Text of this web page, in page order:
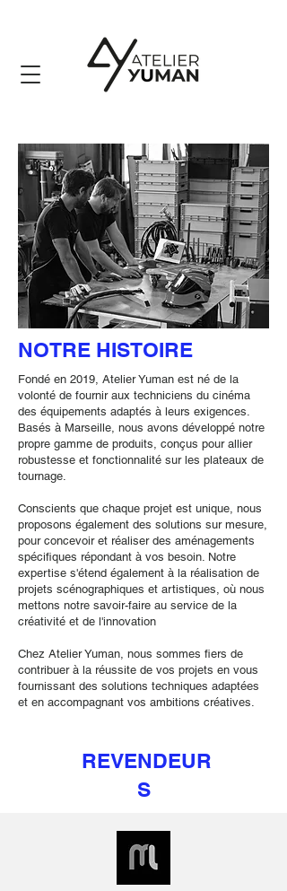
NOTRE HISTOIRE
​Fondé en 2019, Atelier Yuman est né de la
volonté de fournir aux techniciens du cinéma
des équipements adaptés à leurs exigences.
Basés à Marseille, nous avons développé notre
propre gamme de produits, conçus pour allier
robustesse et fonctionnalité sur les plateaux de
tournage. ​
Conscients que chaque projet est unique, nous
proposons également des solutions sur mesure,
pour concevoir et réaliser des aménagements
spécifiques répondant à vos besoin. Notre
expertise s'étend également à la réalisation de
projets scénographiques et artistiques, où nous
mettons notre savoir-faire au service de la
créativité et de l'innovation
Chez Atelier Yuman, nous sommes fiers de
contribuer à la réussite de vos projets en vous
fournissant des solutions techniques adaptées
et en accompagnant vos ambitions créatives.
REVENDEUR
S